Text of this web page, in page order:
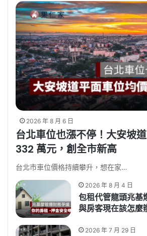
2026 年 8 月 6 日
台北車位也漲不停！大安坡
332 萬元，創全市新高
台北市車位價格持續攀升，想在家…
2026 年 8 月 4 日
包租代管龍頭兆基
與房客現在該怎麼
2026 年 7 月 29 日